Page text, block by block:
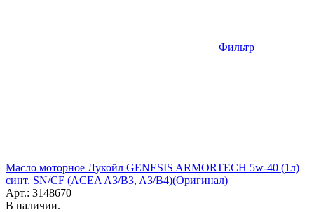
Фильтр
Масло моторное Лукойл GENESIS ARMORTECH 5w-40 (1л)
синт. SN/CF (ACEA A3/B3, A3/B4)(Оригинал)
Арт.: 3148670
В наличии.